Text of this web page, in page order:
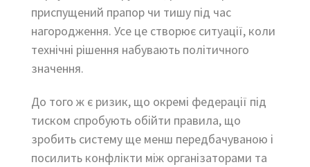
приспущений прапор чи тишу під час
нагородження. Усе це створює ситуації, коли
технічні рішення набувають політичного
значення.
До того ж є ризик, що окремі федерації під
тиском спробують обійти правила, що
зробить систему ще менш передбачуваною і
посилить конфлікти між організаторами та